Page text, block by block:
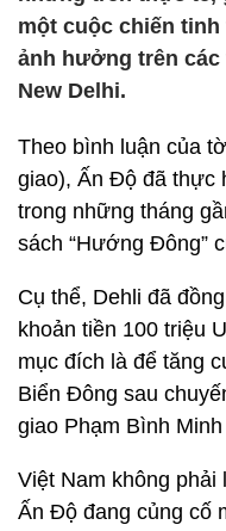
một cuộc chiến
ảnh hưởng trên
New Delhi.
Theo bình luận của
giao), Ấn Độ đã thực
trong những tháng
sách “Hướng Đông”
Cụ thể, Dehli đã
khoản tiền 100 triệu
mục đích là để tăng
Biển Đông sau
giao Phạm Bình
Việt Nam không
Ấn Độ đang củng cố